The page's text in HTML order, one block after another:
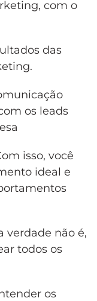
com o
das
os leads
isso, você
ideal e
verdade não é,
todos os
os